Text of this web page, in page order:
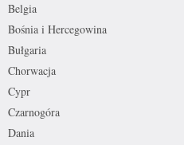
Belgia
Bośnia i Hercegowina
Bułgaria
Chorwacja
Cypr
Czarnogóra
Dania